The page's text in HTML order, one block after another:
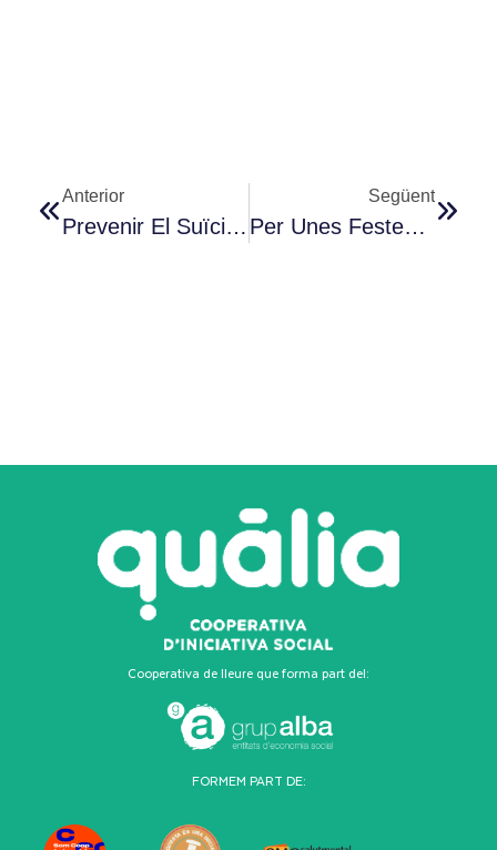
Anterior
Prevenir El Suïcidi Exigeix Protegir La Vida
Següent
Per Unes Festes D’hivern Saludables
Cooperativa de lleure que forma part del:
FORMEM PART DE: